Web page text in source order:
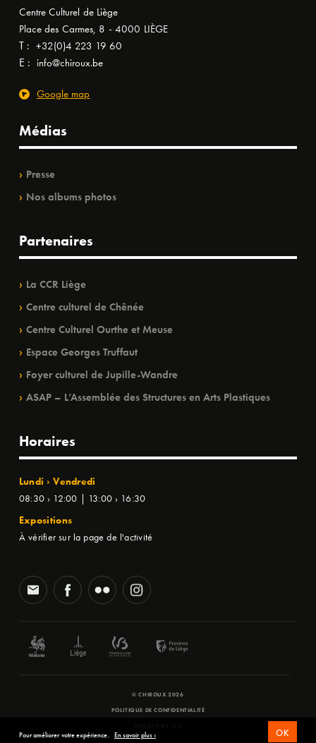
Centre Culturel de Liège
Place des Carmes, 8 - 4000 LIÈGE
T : +32(0)4 223 19 60
E : info@chiroux.be
Google map
Médias
Presse
Nos albums photos
Partenaires
La CCR Liège
Centre culturel de Chênée
Centre Culturel Ourthe et Meuse
Espace Georges Truffaut
Foyer culturel de Jupille-Wandre
ASAP – L’Assemblée des Structures en Arts Plastiques
Horaires
Lundi › Vendredi
08:30 › 12:00 | 13:00 › 16:30
Expositions
À vérifier sur la page de l'activité
© CHIROUX 2026
POLITIQUE DE CONFIDENTIALITÉ
Pour améliorer votre expérience. En savoir plus › OK